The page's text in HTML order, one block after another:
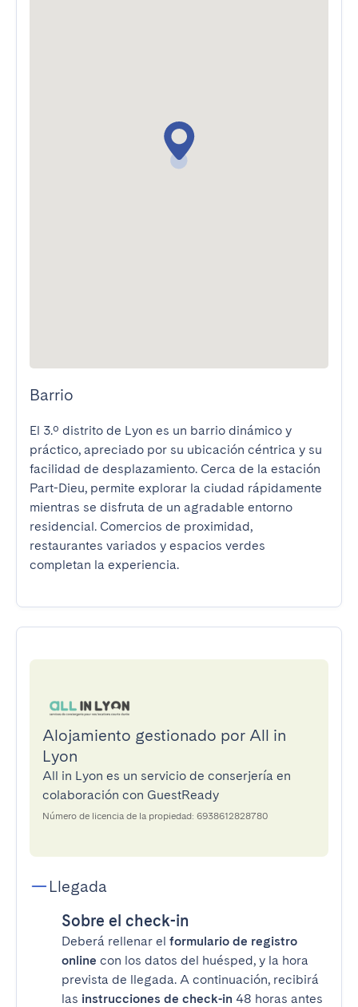
Barrio
El 3.º distrito de Lyon es un barrio dinámico y
práctico, apreciado por su ubicación céntrica y su
facilidad de desplazamiento. Cerca de la estación
Part-Dieu, permite explorar la ciudad rápidamente
mientras se disfruta de un agradable entorno
residencial. Comercios de proximidad,
restaurantes variados y espacios verdes
Alojamiento gestionado por All in
Lyon
All in Lyon es un servicio de conserjería en
colaboración con GuestReady
Número de licencia de la propiedad: 6938612828780
Llegada
Sobre el check-in
Deberá rellenar el formulario de registro
online con los datos del huésped, y la hora
prevista de llegada. A continuación, recibirá
las instrucciones de check-in 48 horas antes